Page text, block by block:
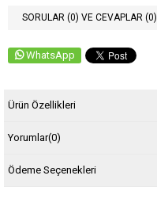
SORULAR (0) VE CEVAPLAR (0)
WhatsApp
Ürün Özellikleri
Yorumlar(0)
Ödeme Seçenekleri